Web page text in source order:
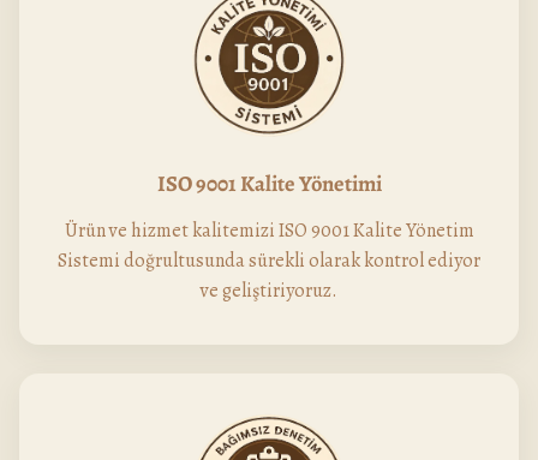
ISO 9001 Kalite Yönetimi
Ürün ve hizmet kalitemizi ISO 9001 Kalite Yönetim
Sistemi doğrultusunda sürekli olarak kontrol ediyor
ve geliştiriyoruz.